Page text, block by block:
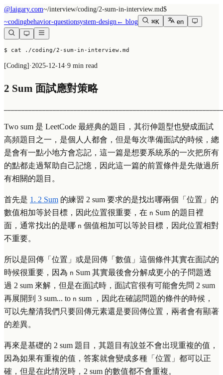
@laigary.com~/interview/coding/2-sum-in-interview.md$
~codingbehavior-questionsystem-design ← blog ⌘K en
$ cat ./coding/2-sum-in-interview.md
[Coding] · 2025-12-14·9 min read
2 Sum 面試應對策略
Two sum 是 LeetCode 最經典的題目，其衍伸題型也變成面試
高頻題目之一，是個人人都會，但是每次準備面試的時候，總
是會有一點小地方會忘記，這一篇是想要系統系的一次把所有
的點都走過幫助自己記憶，因此這一篇的前置條件是先做過所
有相關的題目。
首先是 1. 2 Sum 的練習 2 sum 要求的是找出哪兩個「位置」的
數值相加等於目標，因此位置很重要，在 n Sum 的題目裡
面，通常找出的是哪 n 個值相加可以等於目標，因此位置相對
不重要。
所以是回傳「位置」或是回傳「數值」這個條件其實在面試的
時候很重要，因為 n Sum 其實最後會分解成更小的子問題透
過 2 sum 來解，但是在面試時，面試官很有可能會先問 2 sum
再展開到 3 sum... to n sum ，因此在確認問題的條件的時候，
可以先釐清我們只要回傳元素還是要回傳位置，兩者會有顯著
的差異。
再來是基礎的 2 sum 題目，其題目有說並不會出現重複的值，
因為如果有重複的值，答案就會變成多種「位置」都可以正
確，但是在此情況時，2 sum 的數值都不會重複。